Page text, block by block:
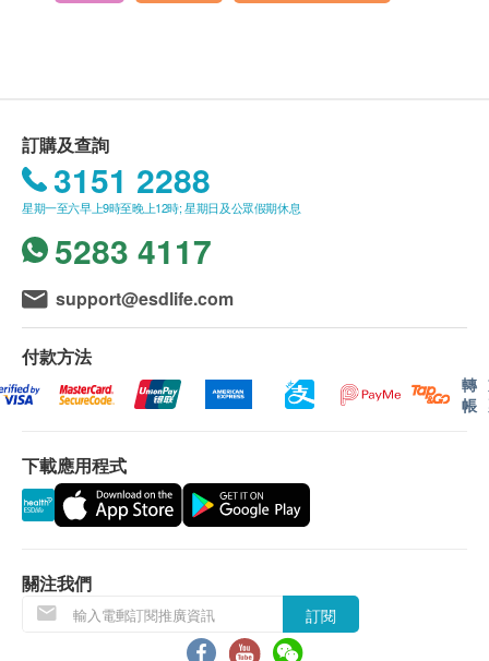
收費。
內視鏡檢查之最終收費將根據實際檢查結果確定。若
於檢查過程中需進行瘜肉切除或活組織採樣，因涉及
額外醫療時間及處理之瘜肉數量，相關費用將作相應
調整。客戶須於檢查完成後，依本中心之最終結算支
付任何費用差額。
抽取活組織或瘜肉化驗收費：每樽 HK$1,000
條款及細則
受有關檢查。
此價格不適用於患有嚴重慢性病（如：高血壓、心
臟病和睡眠窒息症等）人士。
視鏡檢查。
此價格只適用於檢查或幫助確診，如需治療（如切
除瘜肉、結紮痔瘡、抽取活組織等），須收取額外
(由確認付款日期起計)接受有關檢查，逾期作廢。
長。
訂購一經確認，不設更改已訂購的計劃，轉讓給第
三者及／或退款。
所有身體檢查並非作為醫務診斷或治療用途。
免責聲明：
所有健康檢查/服務並非作為醫務診斷或治療用
途。當閣下身體健康出現任何疾病徵兆時，應立即
諮詢有認可資格的醫生，作出診斷及治療。
本服務/產品由商戶提供。生活易【健康網購
有關此服務/產品的錯漏或延誤，或因使用此服務/
產品而引致的損失、損害、受傷或法律訴訟，健康
網購health.ESDlife概不負責。一切有關的索償或
訂購及查詢
3151 2288
星期一至六早上9時至晚上12時; 星期日及公眾假期休息
5283 4117
support@esdlife.com
付款方法
轉
帳
下載應用程式
關注我們
訂閱